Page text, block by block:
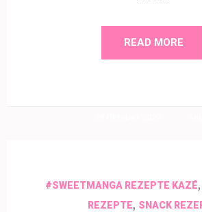
READ MORE
#SWEETMANGA REZEPTE KAZÉ,
REZEPTE, SNACK